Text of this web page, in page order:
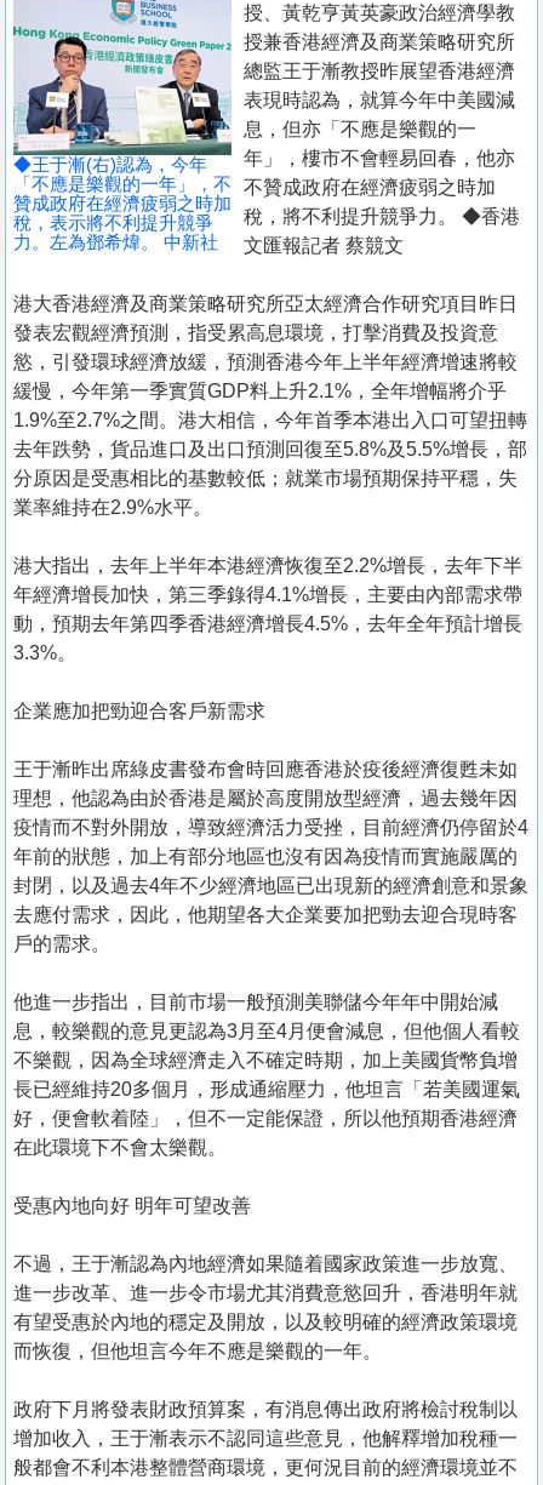
◆王于漸(右)認為，今年
「不應是樂觀的一年」，不
贊成政府在經濟疲弱之時加
稅，表示將不利提升競爭
力。左為鄧希煒。 中新社
授、黃乾亨黃英豪政治經濟學教
授兼香港經濟及商業策略研究所
總監王于漸教授昨展望香港經濟
表現時認為，就算今年中美國減
息，但亦「不應是樂觀的一
年」，樓市不會輕易回春，他亦
不贊成政府在經濟疲弱之時加
稅，將不利提升競爭力。 ◆香港
文匯報記者 蔡競文
港大香港經濟及商業策略研究所亞太經濟合作研究項目昨日
發表宏觀經濟預測，指受累高息環境，打擊消費及投資意
慾，引發環球經濟放緩，預測香港今年上半年經濟增速將較
緩慢，今年第一季實質GDP料上升2.1%，全年增幅將介乎
1.9%至2.7%之間。港大相信，今年首季本港出入口可望扭轉
去年跌勢，貨品進口及出口預測回復至5.8%及5.5%增長，部
分原因是受惠相比的基數較低；就業市場預期保持平穩，失
業率維持在2.9%水平。
港大指出，去年上半年本港經濟恢復至2.2%增長，去年下半
年經濟增長加快，第三季錄得4.1%增長，主要由內部需求帶
動，預期去年第四季香港經濟增長4.5%，去年全年預計增長
3.3%。
企業應加把勁迎合客戶新需求
王于漸昨出席綠皮書發布會時回應香港於疫後經濟復甦未如
理想，他認為由於香港是屬於高度開放型經濟，過去幾年因
疫情而不對外開放，導致經濟活力受挫，目前經濟仍停留於4
年前的狀態，加上有部分地區也沒有因為疫情而實施嚴厲的
封閉，以及過去4年不少經濟地區已出現新的經濟創意和景象
去應付需求，因此，他期望各大企業要加把勁去迎合現時客
戶的需求。
他進一步指出，目前市場一般預測美聯儲今年年中開始減
息，較樂觀的意見更認為3月至4月便會減息，但他個人看較
不樂觀，因為全球經濟走入不確定時期，加上美國貨幣負增
長已經維持20多個月，形成通縮壓力，他坦言「若美國運氣
好，便會軟着陸」，但不一定能保證，所以他預期香港經濟
在此環境下不會太樂觀。
受惠內地向好 明年可望改善
不過，王于漸認為內地經濟如果隨着國家政策進一步放寬、
進一步改革、進一步令市場尤其消費意慾回升，香港明年就
有望受惠於內地的穩定及開放，以及較明確的經濟政策環境
而恢復，但他坦言今年不應是樂觀的一年。
政府下月將發表財政預算案，有消息傳出政府將檢討稅制以
增加收入，王于漸表示不認同這些意見，他解釋增加稅種一
般都會不利本港整體營商環境，更何況目前的經濟環境並不